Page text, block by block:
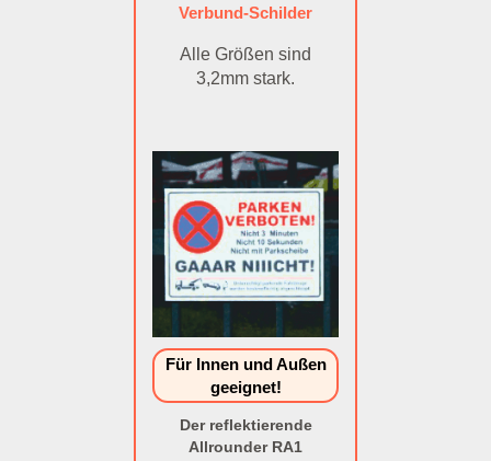
Verbund-Schilder
Alle Größen sind
3,2mm stark.
Für Innen und Außen
geeignet!
Der reflektierende
Allrounder RA1